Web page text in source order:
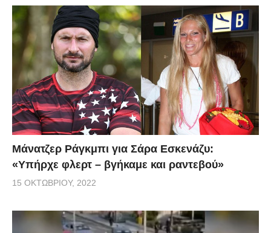
Μάνατζερ Ράγκμπι για Σάρα Εσκενάζυ:
«Υπήρχε φλερτ – βγήκαμε και ραντεβού»
15 ΟΚΤΩΒΡΊΟΥ, 2022